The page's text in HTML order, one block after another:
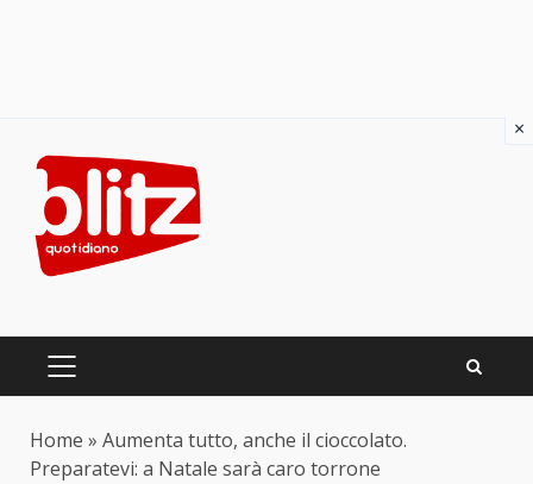
content
PRIMARY
Home » Aumenta tutto, anche il cioccolato.
Preparatevi: a Natale sarà caro torrone
×